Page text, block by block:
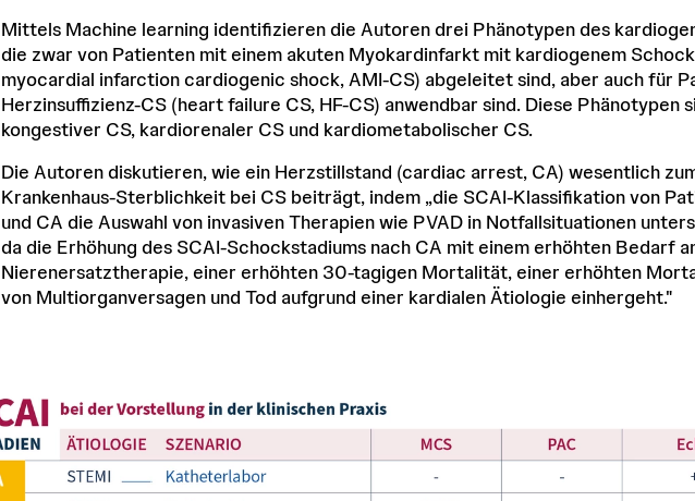
Mittels Machine learning identifizieren die Autoren drei Phänotypen des
die zwar von Patienten mit einem akuten Myokardinfarkt mit kardiogenem
myocardial infarction cardiogenic shock, AMI-CS) abgeleitet sind, aber auch für
Herzinsuffizienz-CS (heart failure CS, HF-CS) anwendbar sind. Diese Phänotypen
kongestiver CS, kardiorenaler CS und kardiometabolischer CS.
Die Autoren diskutieren, wie ein Herzstillstand (cardiac arrest, CA) wesentlich
Krankenhaus-Sterblichkeit bei CS beiträgt, indem „die SCAI-Klassifikation von
und CA die Auswahl von invasiven Therapien wie PVAD in Notfallsituationen
da die Erhöhung des SCAI-Schockstadiums nach CA mit einem erhöhten Bedarf
Nierenersatztherapie, einer erhöhten 30-tagigen Mortalität, einer erhöhten
von Multiorganversagen und Tod aufgrund einer kardialen Ätiologie einhergeht."